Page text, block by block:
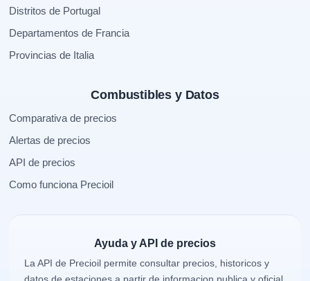
Distritos de Portugal
Departamentos de Francia
Provincias de Italia
Combustibles y Datos
Comparativa de precios
Alertas de precios
API de precios
Como funciona Precioil
Ayuda y API de precios
La API de Precioil permite consultar precios, historicos y